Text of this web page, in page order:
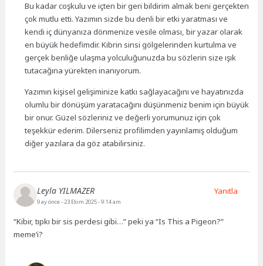
Bu kadar coşkulu ve içten bir geri bildirim almak beni gerçekten
çok mutlu etti. Yazımın sizde bu denli bir etki yaratması ve
kendi iç dünyanıza dönmenize vesile olması, bir yazar olarak
en büyük hedefimdir. Kibrin sinsi gölgelerinden kurtulma ve
gerçek benliğe ulaşma yolculuğunuzda bu sözlerin size ışık
tutacağına yürekten inanıyorum.
Yazımın kişisel gelişiminize katkı sağlayacağını ve hayatınızda
olumlu bir dönüşüm yaratacağını düşünmeniz benim için büyük
bir onur. Güzel sözleriniz ve değerli yorumunuz için çok
teşekkür ederim. Dilerseniz profilimden yayınlamış olduğum
diğer yazılara da göz atabilirsiniz.
Leyla YILMAZER
9 ay önce- 23 Ekim 2025 - 9:14 am
“Kibir, tıpkı bir sis perdesi gibi…” peki ya “Is This a Pigeon?”
meme’i?
Yanıtla